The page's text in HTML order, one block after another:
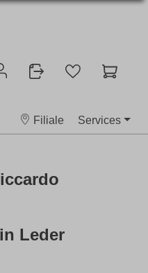
Filiale Services
Leder